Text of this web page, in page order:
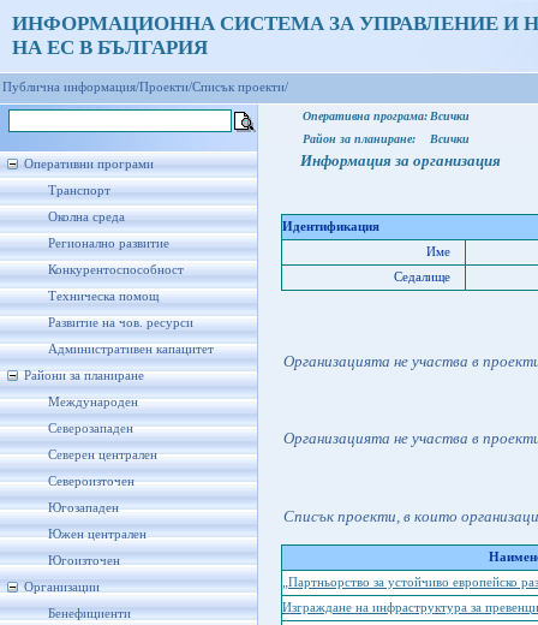
ИНФОРМАЦИОННА СИСТЕМА ЗА УПРАВЛЕНИЕ И
НА ЕС В БЪЛГАРИЯ
Публична информация/Проекти/Списък проекти/
Оперативни програми
Транспорт
Околна среда
Регионално развитие
Конкурентоспособност
Техническа помощ
Развитие на чов. ресурси
Административен капацитет
Райони за планиране
Международен
Северозападен
Северен централен
Североизточен
Югозападен
Южен централен
Югоизточен
Организации
Бенефициенти
Оперативна програма: Всички
Район за планиране:
Всички
Информация за организация
Идентификация
Име
Седалище
Организацията не участва в
Организацията не участва в
Списък проекти, в които
„Партньорство за устойчиво европейско
Изграждане на инфраструктура за